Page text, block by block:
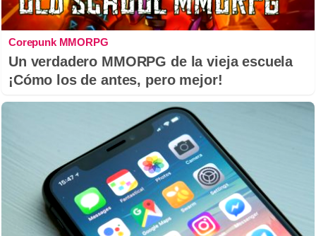
Corepunk MMORPG
Un verdadero MMORPG de la vieja escuela
¡Cómo los de antes, pero mejor!